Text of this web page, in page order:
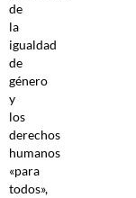
de
la
igualdad
de
género
y
los
derechos
humanos
«para
todos»,